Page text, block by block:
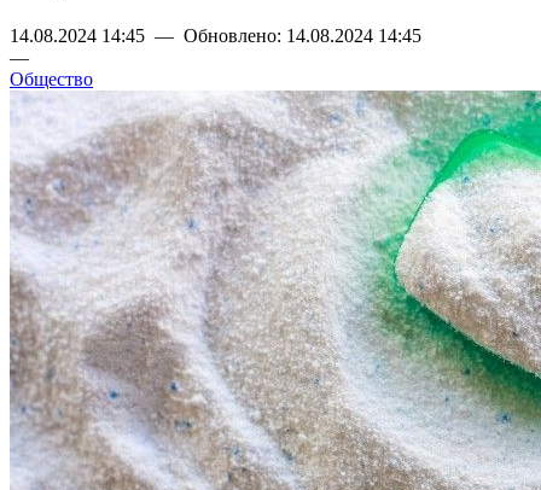
14.08.2024 14:45 — Обновлено: 14.08.2024 14:45
—
Общество